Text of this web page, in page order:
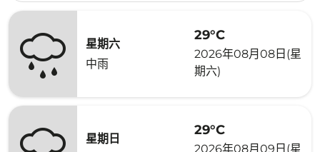
星期六
中雨
29°C
2026年08月08日(星
期六)
星期日
29°C
2026年08月09日(星